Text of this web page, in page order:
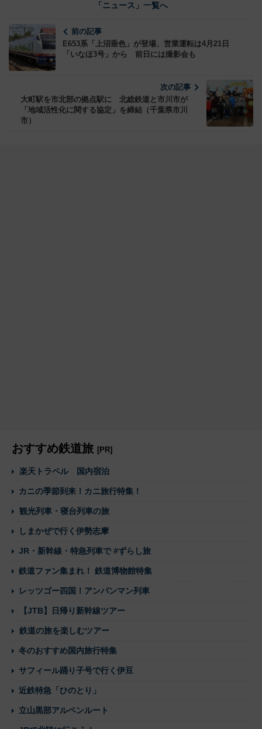
「ニュース」一覧へ
前の記事
E653系「上沼垂色」が登場、営業運転は4月21日
「いなほ3号」から 前日には撮影会も
次の記事
大町駅を市北部の拠点駅に 北総鉄道と市川市が
「地域活性化に関する協定」を締結（千葉県市川
市）
おすすめ鉄道旅 [PR]
楽天トラベル 国内宿泊
カニの季節到来！カニ旅行特集！
観光列車・寝台列車の旅
しまかぜで行く伊勢志摩
JR・新幹線・特急列車で #ずらし旅
鉄道ファン集まれ！ 鉄道博物館特集
レッツゴー四国！アンパンマン列車
【JTB】日帰り新幹線ツアー
鉄道の旅を楽しむツアー
冬のおすすめ国内旅行特集
サフィール踊り子号で行く伊豆
近鉄特急「ひのとり」
立山黒部アルペンルート